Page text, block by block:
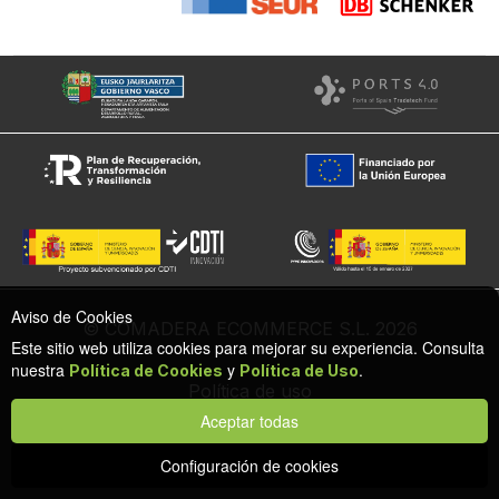
© COMADERA ECOMMERCE S.L. 2026
Política de cookies
Configuración de privacidad y cookies
Protección de datos
Aviso de Cookies
Este sitio web utiliza cookies para mejorar su experiencia. Consulta
nuestra Política de Cookies y Política de Uso.
Aceptar todas
Configuración de cookies